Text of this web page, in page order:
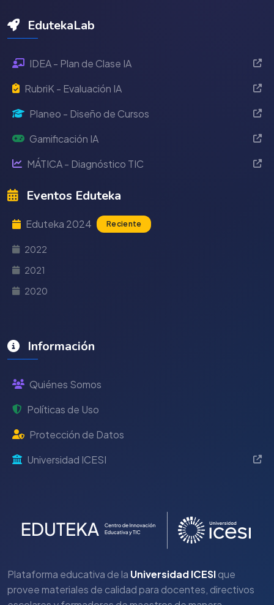
EdutekaLab
IDEA - Plan de Clase IA
RubriK - Evaluación IA
Planeo - Diseño de Cursos
Gamificación IA
MÁTICA - Diagnóstico TIC
Eventos Eduteka
Eduteka 2024 Reciente
2022
2021
2020
Información
Quiénes Somos
Políticas de Uso
Protección de Datos
Universidad ICESI
Plataforma educativa de la Universidad ICESIque
provee materiales de calidad para docentes, directivos